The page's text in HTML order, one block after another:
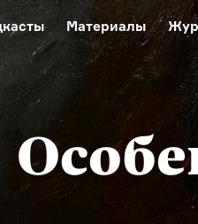
Материалы
Автор среди нас
Видеоистория